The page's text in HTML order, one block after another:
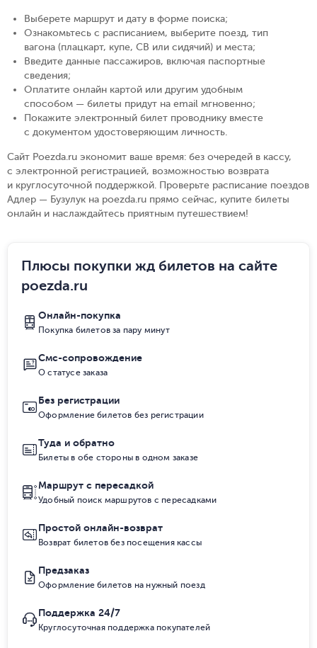
Выберете маршрут и дату в форме поиска;
Ознакомьтесь с расписанием, выберите поезд, тип
вагона (плацкарт, купе, СВ или сидячий) и места;
Введите данные пассажиров, включая паспортные
сведения;
Оплатите онлайн картой или другим удобным
способом — билеты придут на email мгновенно;
Покажите электронный билет проводнику вместе
с документом удостоверяющим личность.
Сайт Poezda.ru экономит ваше время: без очередей в кассу,
с электронной регистрацией, возможностью возврата
и круглосуточной поддержкой. Проверьте расписание поездов
Адлер — Бузулук на poezda.ru прямо сейчас, купите билеты
онлайн и наслаждайтесь приятным путешествием!
Плюсы покупки жд билетов на сайте
poezda.ru
Онлайн-покупка
Покупка билетов за пару минут
Смс-сопровождение
О статусе заказа
Без регистрации
Оформление билетов без регистрации
Туда и обратно
Билеты в обе стороны в одном заказе
Маршрут с пересадкой
Удобный поиск маршрутов с пересадками
Простой онлайн-возврат
Возврат билетов без посещения кассы
Предзаказ
Оформление билетов на нужный поезд
Поддержка 24/7
Круглосуточная поддержка покупателей